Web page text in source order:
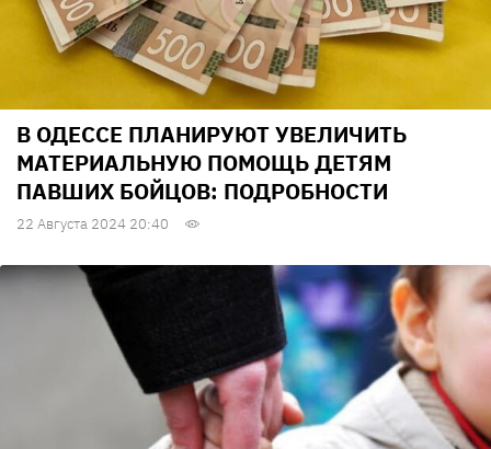
В ОДЕССЕ ПЛАНИРУЮТ УВЕЛИЧИТЬ
МАТЕРИАЛЬНУЮ ПОМОЩЬ ДЕТЯМ
ПАВШИХ БОЙЦОВ: ПОДРОБНОСТИ
22 Августа 2024 20:40